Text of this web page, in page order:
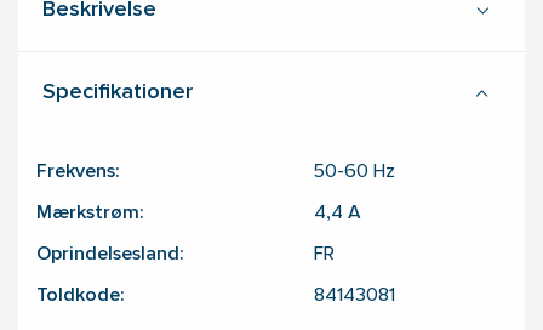
Beskrivelse
Specifikationer
Frekvens: 50-60 Hz
Mærkstrøm: 4,4 A
Oprindelsesland: FR
Toldkode: 84143081